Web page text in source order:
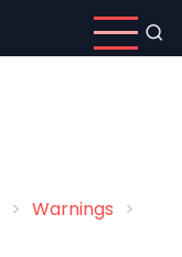
Warnings